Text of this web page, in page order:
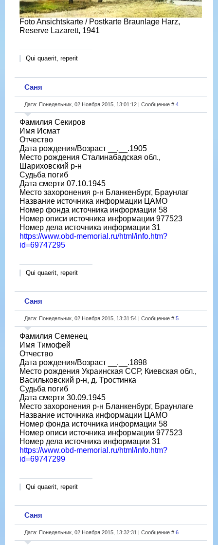
Foto Ansichtskarte / Postkarte Braunlage Harz,
Reserve Lazarett, 1941
Qui quaerit, reperit
Саня
Дата: Понедельник, 02 Ноября 2015, 13:01:12 | Сообщение # 4
Фамилия Секиров
Имя Исмат
Отчество
Дата рождения/Возраст __.__.1905
Место рождения Сталинабадская обл.,
Шариховский р-н
Судьба погиб
Дата смерти 07.10.1945
Место захоронения р-н Бланкенбург, Браунлаг
Название источника информации ЦАМО
Номер фонда источника информации 58
Номер описи источника информации 977523
Номер дела источника информации 31
https://www.obd-memorial.ru/html/info.htm?
id=69747295
Qui quaerit, reperit
Саня
Дата: Понедельник, 02 Ноября 2015, 13:31:54 | Сообщение # 5
Фамилия Семенец
Имя Тимофей
Отчество
Дата рождения/Возраст __.__.1898
Место рождения Украинская ССР, Киевская обл.,
Васильковский р-н, д. Тростинка
Судьба погиб
Дата смерти 30.09.1945
Место захоронения р-н Бланкенбург, Браунлаге
Название источника информации ЦАМО
Номер фонда источника информации 58
Номер описи источника информации 977523
Номер дела источника информации 31
https://www.obd-memorial.ru/html/info.htm?
id=69747299
Qui quaerit, reperit
Саня
Дата: Понедельник, 02 Ноября 2015, 13:32:31 | Сообщение # 6